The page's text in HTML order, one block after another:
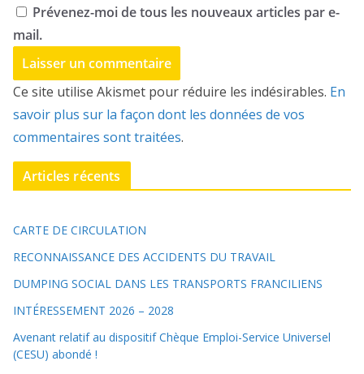
Prévenez-moi de tous les nouveaux articles par e-
mail.
Ce site utilise Akismet pour réduire les indésirables. En
savoir plus sur la façon dont les données de vos
commentaires sont traitées.
Articles récents
CARTE DE CIRCULATION
RECONNAISSANCE DES ACCIDENTS DU TRAVAIL
DUMPING SOCIAL DANS LES TRANSPORTS FRANCILIENS
INTÉRESSEMENT 2026 – 2028
Avenant relatif au dispositif Chèque Emploi-Service Universel
(CESU) abondé !